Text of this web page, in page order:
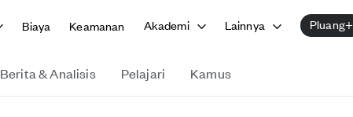
Biaya Keamanan Akademi Lainnya Pluang+
Berita & Analisis Pelajari Kamus